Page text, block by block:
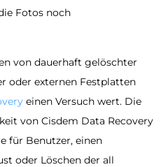
Fotos noch
von dauerhaft gelöschter
oder externen Festplatten
einen Versuch wert. Die
von Cisdem Data Recovery
für Benutzer, einen
oder Löschen der all